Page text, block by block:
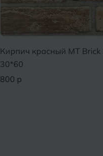
Кирпич красный MT Brick
30*60
800 р